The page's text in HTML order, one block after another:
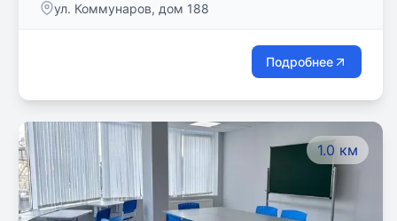
ул. Коммунаров, дом 188
Подробнее
1.0 км